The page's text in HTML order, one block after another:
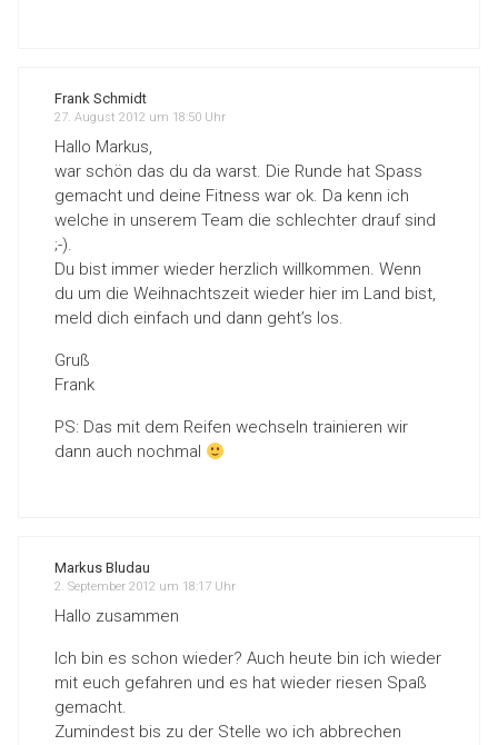
Frank Schmidt
27. August 2012 um 18:50 Uhr
Hallo Markus,
war schön das du da warst. Die Runde hat Spass
gemacht und deine Fitness war ok. Da kenn ich
welche in unserem Team die schlechter drauf sind
;-).
Du bist immer wieder herzlich willkommen. Wenn
du um die Weihnachtszeit wieder hier im Land bist,
meld dich einfach und dann geht’s los.
Gruß
Frank
PS: Das mit dem Reifen wechseln trainieren wir
dann auch nochmal
Markus Bludau
2. September 2012 um 18:17 Uhr
Hallo zusammen
Ich bin es schon wieder? Auch heute bin ich wieder
mit euch gefahren und es hat wieder riesen Spaß
gemacht.
Zumindest bis zu der Stelle wo ich abbrechen